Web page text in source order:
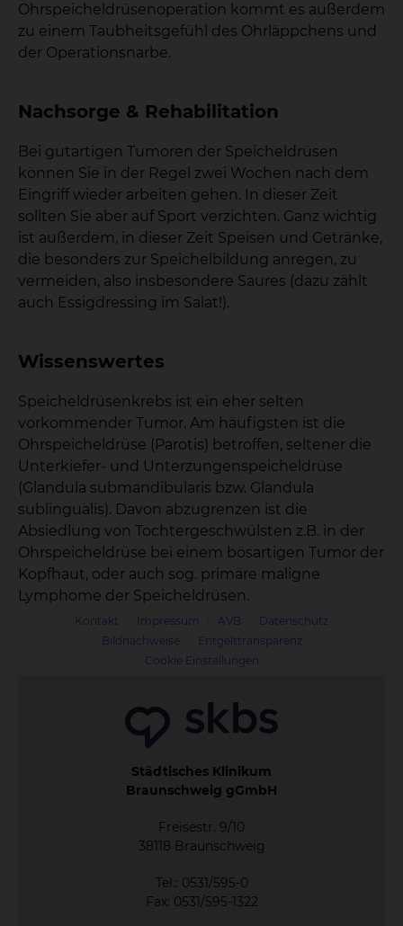
Ohrspeicheldrüsenoperation kommt es außerdem
zu einem Taubheitsgefühl des Ohrläppchens und
der Operationsnarbe.
Nachsorge & Rehabilitation
Bei gutartigen Tumoren der Speicheldrüsen
können Sie in der Regel zwei Wochen nach dem
Eingriff wieder arbeiten gehen. In dieser Zeit
sollten Sie aber auf Sport verzichten. Ganz wichtig
ist außerdem, in dieser Zeit Speisen und Getränke,
die besonders zur Speichelbildung anregen, zu
vermeiden, also insbesondere Saures (dazu zählt
auch Essigdressing im Salat!).
Wissenswertes
Speicheldrüsenkrebs ist ein eher selten
vorkommender Tumor. Am häufigsten ist die
Ohrspeicheldrüse (Parotis) betroffen, seltener die
Unterkiefer- und Unterzungenspeicheldrüse
(Glandula submandibularis bzw. Glandula
sublingualis). Davon abzugrenzen ist die
Absiedlung von Tochtergeschwülsten z.B. in der
Ohrspeicheldrüse bei einem bösartigen Tumor der
Kopfhaut, oder auch sog. primäre maligne
Lymphome der Speicheldrüsen.
Kontakt Impressum AVB
Datenschutz
Bildnachweise
Entgelttransparenz
Cookie Einstellungen
Städtisches Klinikum
Braunschweig gGmbH
Freisestr. 9/10
38118 Braunschweig
Tel.: 0531/595-0
Fax: 0531/595-1322